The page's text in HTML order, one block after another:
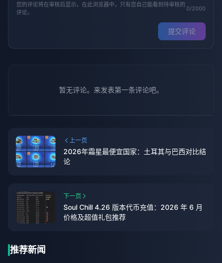
您的评论将在审核后显示。在此浏览器中，只有您自己能看到待审核的
评论。
0/2000
提交评论
暂无评论。来发表第一条评论吧。
上一页
2026年霜星最便宜国家：土耳其与巴西对比结
论
下一页
Soul Chill 4.26 版本代币充值：2026 年 6 月
价格及超值礼包推荐
推荐新闻